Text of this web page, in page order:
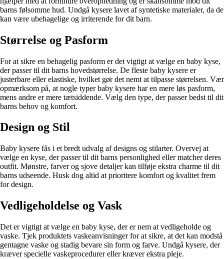
barns følsomme hud. Undgå kysere lavet af syntetiske materialer, da de
kan være ubehagelige og irriterende for dit barn.
Størrelse og Pasform
For at sikre en behagelig pasform er det vigtigt at vælge en baby kyse,
der passer til dit barns hovedstørrelse. De fleste baby kysere er
justerbare eller elastiske, hvilket gør det nemt at tilpasse størrelsen. Vær
opmærksom på, at nogle typer baby kysere har en mere løs pasform,
mens andre er mere tætsiddende. Vælg den type, der passer bedst til dit
barns behov og komfort.
Design og Stil
Baby kysere fås i et bredt udvalg af designs og stilarter. Overvej at
vælge en kyse, der passer til dit barns personlighed eller matcher deres
outfit. Mønstre, farver og sjove detaljer kan tilføje ekstra charme til dit
barns udseende. Husk dog altid at prioritere komfort og kvalitet frem
for design.
Vedligeholdelse og Vask
Det er vigtigt at vælge en baby kyse, der er nem at vedligeholde og
vaske. Tjek produktets vaskeanvisninger for at sikre, at det kan modstå
gentagne vaske og stadig bevare sin form og farve. Undgå kysere, der
kræver specielle vaskeprocedurer eller kræver ekstra pleje.